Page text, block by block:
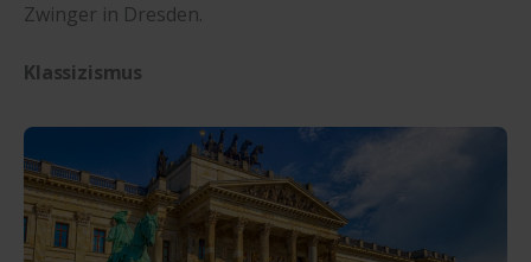
Zwinger in Dresden.
Klassizismus